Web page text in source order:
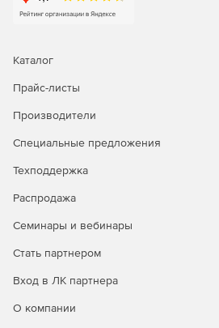
Каталог
Прайс-листы
Производители
Специальные предложения
Техподдержка
Распродажа
Семинары и вебинары
Стать партнером
Вход в ЛК партнера
О компании